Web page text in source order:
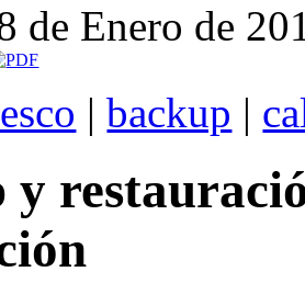
de Enero de
|backup |
y